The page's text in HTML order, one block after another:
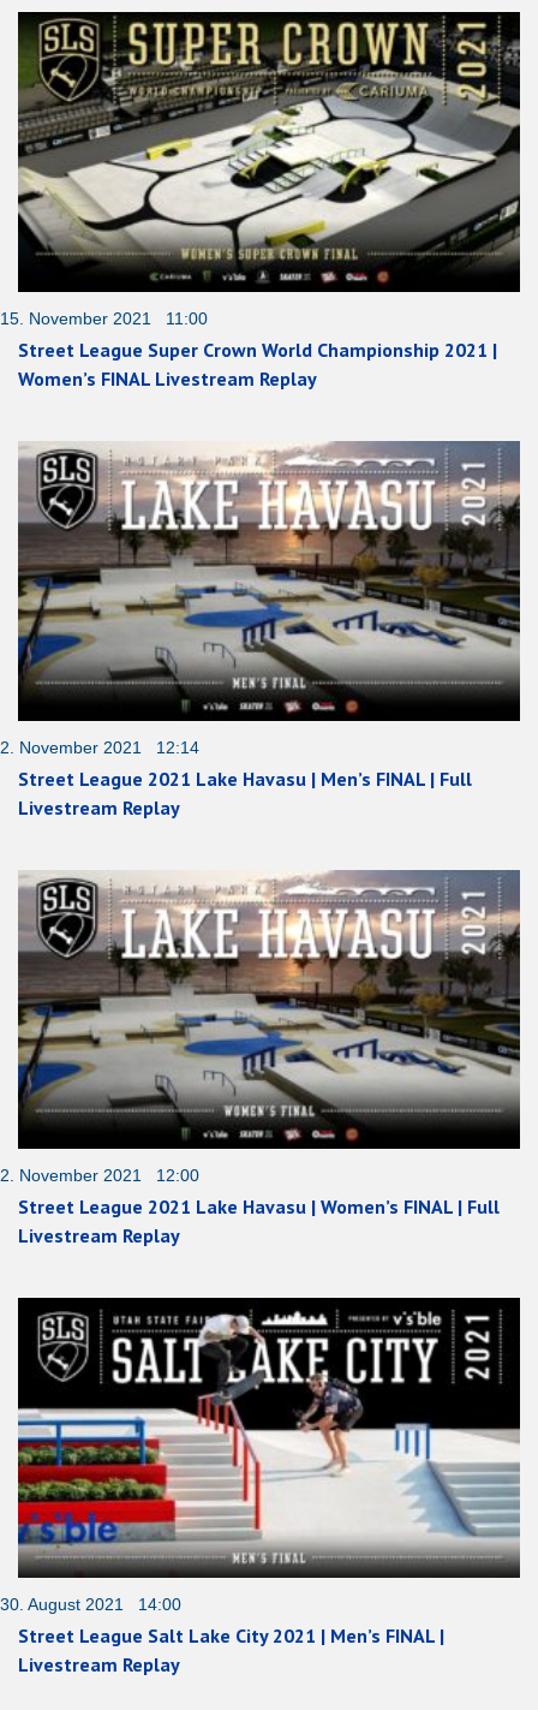
15. November 2021 11:00
Street League Super Crown World Championship 2021 |
Women’s FINAL Livestream Replay
2. November 2021 12:14
Street League 2021 Lake Havasu | Men’s FINAL | Full
Livestream Replay
2. November 2021 12:00
Street League 2021 Lake Havasu | Women’s FINAL | Full
Livestream Replay
30. August 2021 14:00
Street League Salt Lake City 2021 | Men’s FINAL |
Livestream Replay